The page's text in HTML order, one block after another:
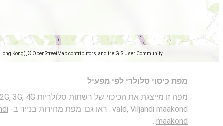
Kong), © OpenStreetMap contributors, and the GIS User Community
מפת כיסוי סלולרי לפי מפעיל
vald, Viljandi maakond . ראו גם: מפת מהירות בנייד ב-
maakond
.